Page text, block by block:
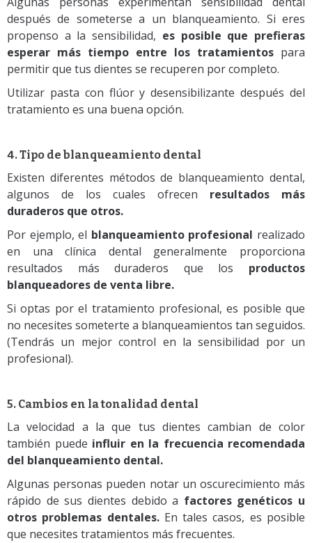
después de someterse a un blanqueamiento. Si eres
propenso a la sensibilidad, es posible que prefieras
esperar más tiempo entre los tratamientos para
permitir que tus dientes se recuperen por completo.
Utilizar pasta con flúor y desensibilizante después del
tratamiento es una buena opción.
4. Tipo de blanqueamiento dental
Existen diferentes métodos de blanqueamiento dental,
algunos de los cuales ofrecen resultados más
duraderos que otros.
Por ejemplo, el blanqueamiento profesional realizado
en una clínica dental generalmente proporciona
resultados más duraderos que los productos
blanqueadores de venta libre.
Si optas por el tratamiento profesional, es posible que
no necesites someterte a blanqueamientos tan seguidos.
(Tendrás un mejor control en la sensibilidad por un
profesional).
5. Cambios en la tonalidad dental
La velocidad a la que tus dientes cambian de color
también puede influir en la frecuencia recomendada
del blanqueamiento dental.
Algunas personas pueden notar un oscurecimiento más
rápido de sus dientes debido a factores genéticos u
otros problemas dentales. En tales casos, es posible
que necesites tratamientos más frecuentes.